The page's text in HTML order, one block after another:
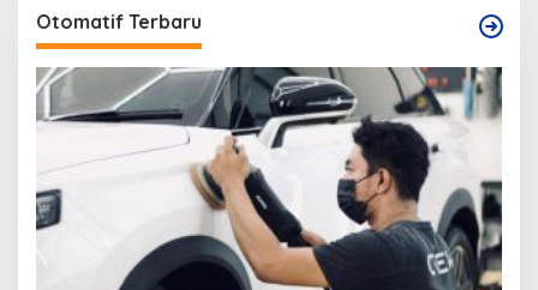
Otomatif Terbaru